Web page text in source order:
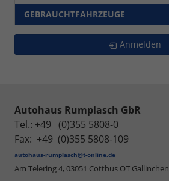
GEBRAUCHTFAHRZEUGE
Anmelden
Autohaus Rumplasch GbR
Tel.: +49 (0)355 5808-0
Fax: +49 (0)355 5808-109
autohaus-rumplasch@t-online.de
Am Telering 4, 03051 Cottbus OT Gallinchen